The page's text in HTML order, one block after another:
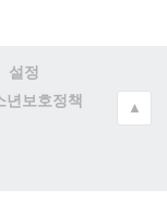
설정
년보호정책
▲